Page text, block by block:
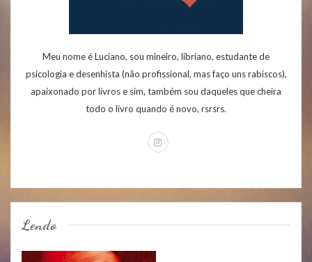
Meu nome é Luciano, sou mineiro, libriano, estudante de
psicologia e desenhista (não profissional, mas faço uns rabiscos),
apaixonado por livros e sim, também sou daqueles que cheira
todo o livro quando é novo, rsrsrs.
Lendo